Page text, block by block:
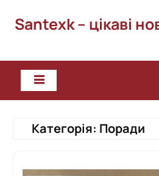
Santexk – цікаві
Категорія: Поради